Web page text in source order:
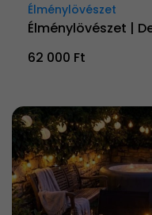
Élménylövészet
Élménylövészet |
62 000 Ft